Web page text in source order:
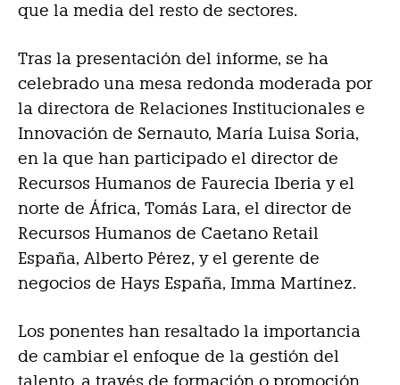
que la media del resto de sectores.
Tras la presentación del informe, se ha
celebrado una mesa redonda moderada por
la directora de Relaciones Institucionales e
Innovación de Sernauto, María Luisa Soria,
en la que han participado el director de
Recursos Humanos de Faurecia Iberia y el
norte de África, Tomás Lara, el director de
Recursos Humanos de Caetano Retail
España, Alberto Pérez, y el gerente de
negocios de Hays España, Imma Martínez.
Los ponentes han resaltado la importancia
de cambiar el enfoque de la gestión del
talento, a través de formación o promoción,